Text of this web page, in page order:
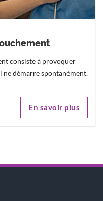
consiste à provoquer
démarre spontanément.
En savoir plus